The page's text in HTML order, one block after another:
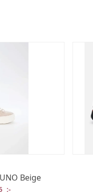
Beige
ursprungliga priset var:
:-